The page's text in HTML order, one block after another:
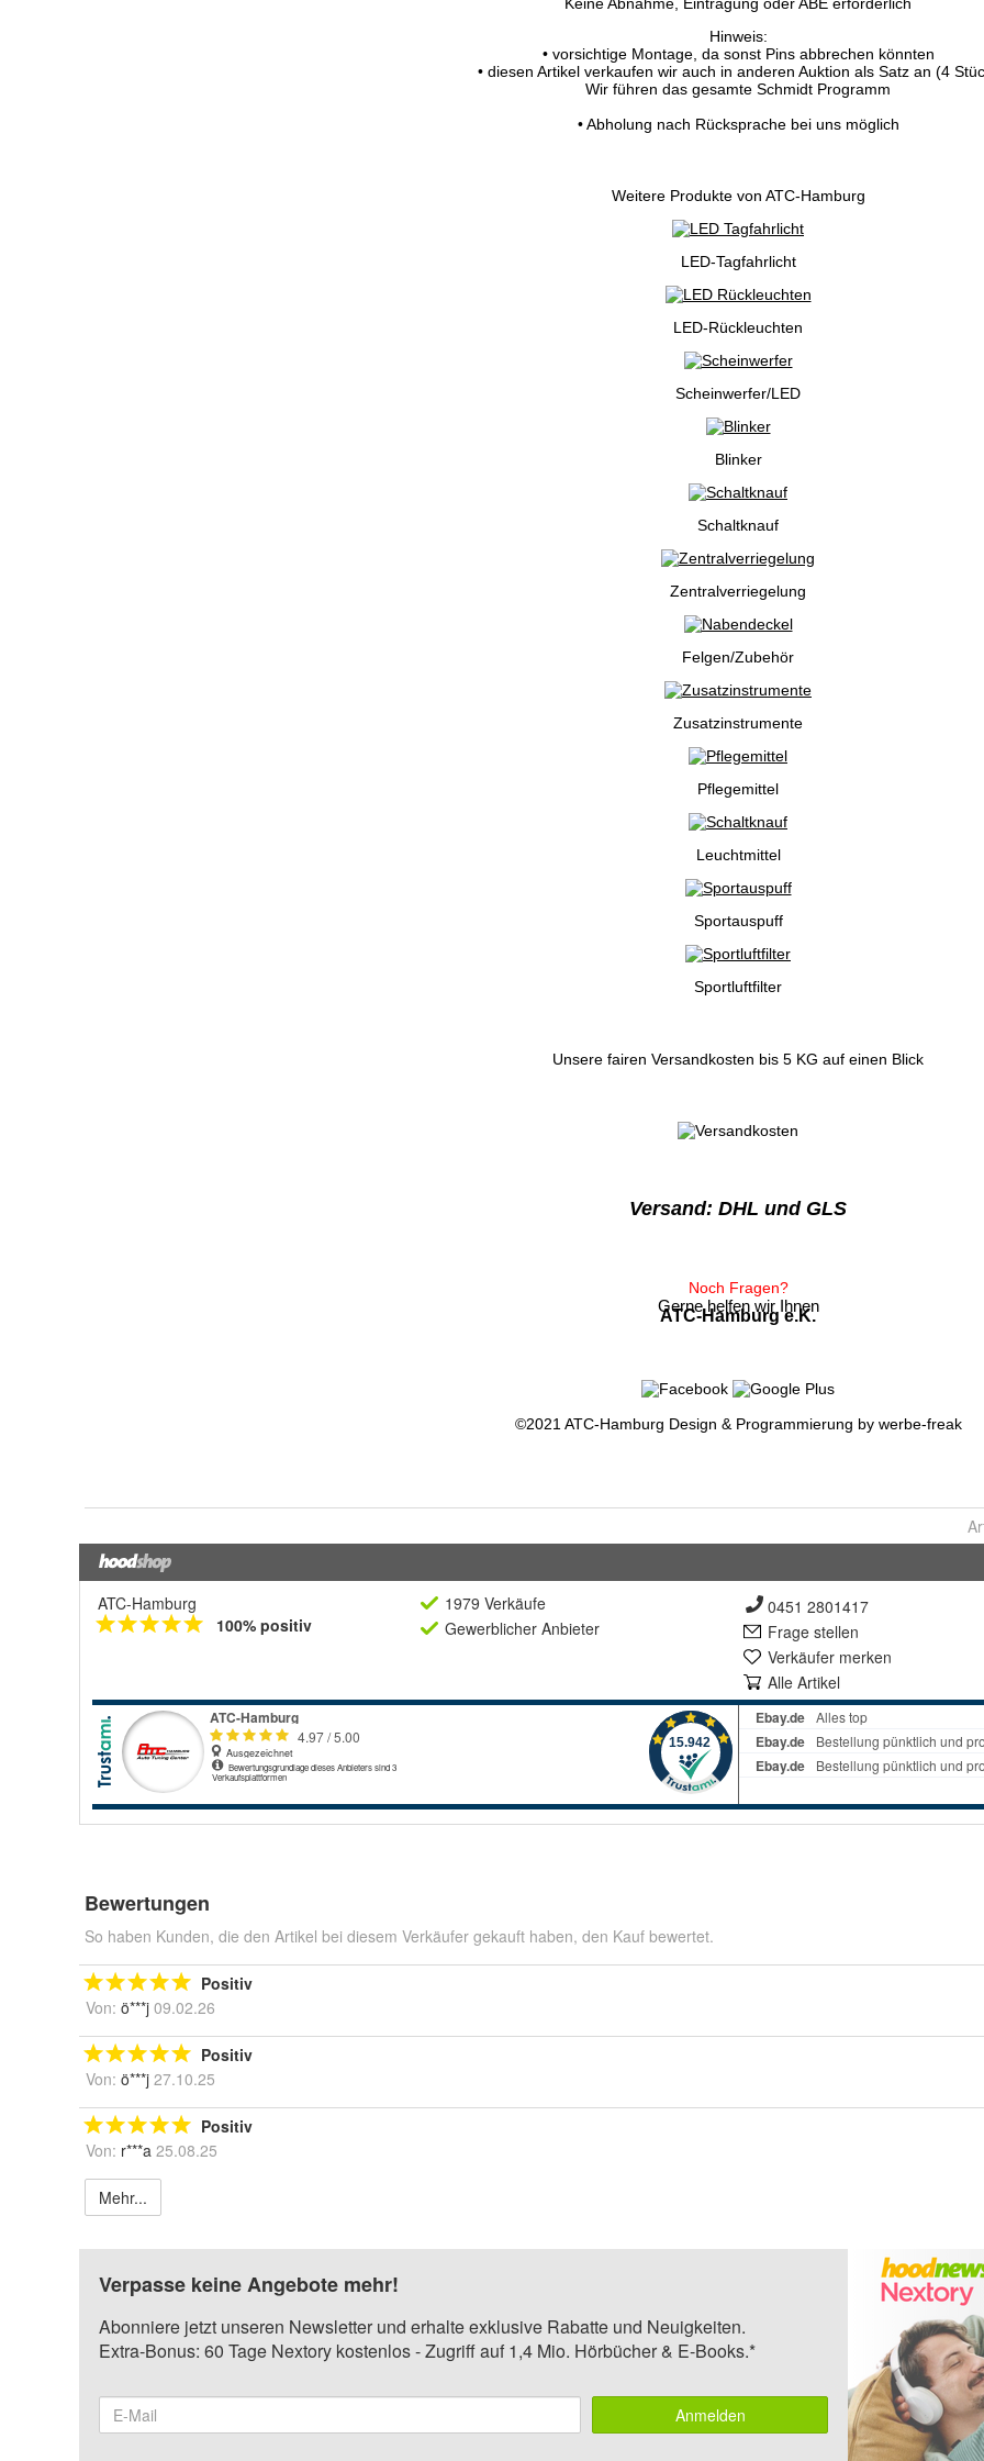
ATC-Hamburg
100% positiv
1979 Verkäufe
Gewerblicher Anbieter
0451 2801417
Frage stellen
Verkäufer merken
Alle Artikel
Bewertungen
So haben Kunden, die den Artikel bei diesem Verkäufer gekauft haben, den Kauf bewertet.
Positiv
Von: ö***j 09.02.26
Positiv
Von: ö***j 27.10.25
Positiv
Von: r***a 25.08.25
Mehr...
Verpasse keine Angebote mehr!
Abonniere jetzt unseren Newsletter und erhalte exklusive Rabatte und Neuigkeiten.
Extra-Bonus: 60 Tage Nextory kostenlos - Zugriff auf 1,4 Mio. Hörbücher & E-Books.*
Anmelden